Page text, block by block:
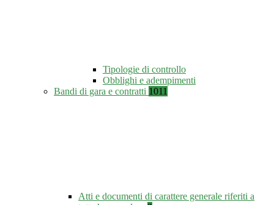
Tipologie di controllo
Obblighi e adempimenti
Bandi di gara e contratti 1011
Atti e documenti di carattere generale riferiti a